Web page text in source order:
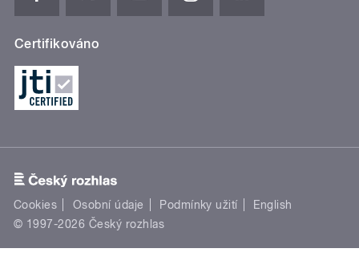
Certifikováno
Cookies Osobní údaje Podmínky užití
English
© 1997-2026 Český rozhlas